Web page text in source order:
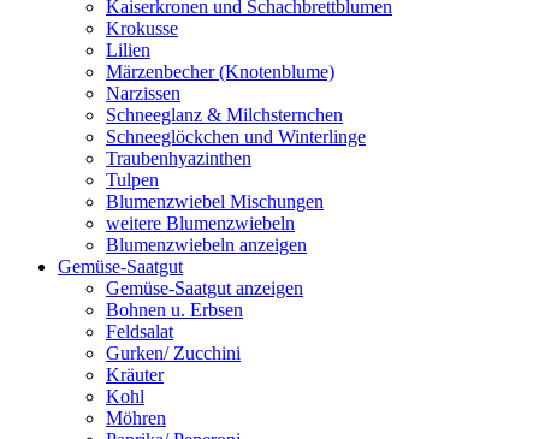
Kaiserkronen und Schachbrettblumen
Krokusse
Lilien
Märzenbecher (Knotenblume)
Narzissen
Schneeglanz & Milchsternchen
Schneeglöckchen und Winterlinge
Traubenhyazinthen
Tulpen
Blumenzwiebel Mischungen
weitere Blumenzwiebeln
Blumenzwiebeln anzeigen
Gemüse-Saatgut
Gemüse-Saatgut anzeigen
Bohnen u. Erbsen
Feldsalat
Gurken/ Zucchini
Kräuter
Kohl
Möhren